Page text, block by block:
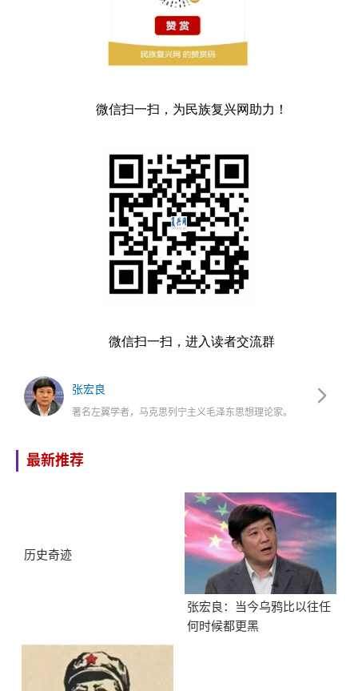
微信扫一扫，为民族复兴网助力！
微信扫一扫，进入读者交流群
张宏良
著名左翼学者，马克思列宁主义毛泽东思想理论家。
最新推荐
历史奇迹
张宏良：当今乌鸦比以往任
何时候都更黑